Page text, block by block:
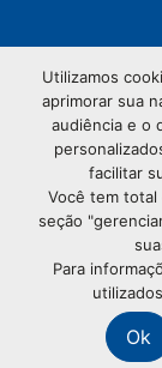
© Copyright
direitos
76.583.004/0001-
Utilizamos
aprimorar sua
audiência e o
facilitar
Você tem
seção
Para
Ok